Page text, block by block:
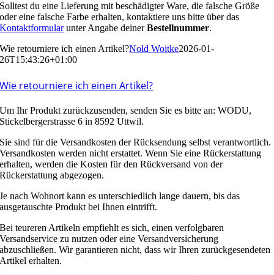
Solltest du eine Lieferung mit beschädigter Ware, die falsche Größe
oder eine falsche Farbe erhalten, kontaktiere uns bitte über das
Kontaktformularunter Angabe deinerBestellnummer.
Wie retourniere ich einen Artikel?Nold Woitke2026-01-
26T15:43:26+01:00
Wie retourniere ich einen Artikel?
Um Ihr Produkt zurückzusenden, senden Sie es bitte an: WODU,
Stickelbergerstrasse 6 in 8592 Uttwil.
Sie sind für die Versandkosten der Rücksendung selbst verantwortlich.
Versandkosten werden nicht erstattet. Wenn Sie eine Rückerstattung
erhalten, werden die Kosten für den Rückversand von der
Rückerstattung abgezogen.
Je nach Wohnort kann es unterschiedlich lange dauern, bis das
ausgetauschte Produkt bei Ihnen eintrifft.
Bei teureren Artikeln empfiehlt es sich, einen verfolgbaren
Versandservice zu nutzen oder eine Versandversicherung
abzuschließen. Wir garantieren nicht, dass wir Ihren zurückgesendeten
Artikel erhalten.